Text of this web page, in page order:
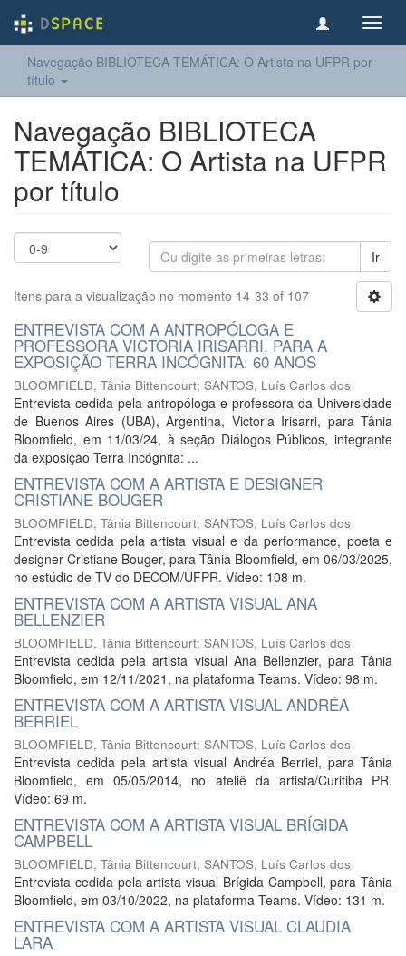
Navegação BIBLIOTECA TEMÁTICA: O Artista na UFPR por
título
Navegação BIBLIOTECA
TEMÁTICA: O Artista na UFPR
por título
Ir
Itens para a visualização no momento 14-33 of 107
ENTREVISTA COM A ANTROPÓLOGA E
PROFESSORA VICTORIA IRISARRI, PARA A
EXPOSIÇÃO TERRA INCÓGNITA: 60 ANOS
BLOOMFIELD, Tânia Bittencourt; SANTOS, Luís Carlos dos
Entrevista cedida pela antropóloga e professora da Universidade
de Buenos Aires (UBA), Argentina, Victoria Irisarri, para Tânia
Bloomfield, em 11/03/24, à seção Diálogos Públicos, integrante
da exposição Terra Incógnita: ...
ENTREVISTA COM A ARTISTA E DESIGNER
CRISTIANE BOUGER
BLOOMFIELD, Tânia Bittencourt; SANTOS, Luís Carlos dos
Entrevista cedida pela artista visual e da performance, poeta e
designer Cristiane Bouger, para Tânia Bloomfield, em 06/03/2025,
no estúdio de TV do DECOM/UFPR. Vídeo: 108 m.
ENTREVISTA COM A ARTISTA VISUAL ANA
BELLENZIER
BLOOMFIELD, Tânia Bittencourt; SANTOS, Luís Carlos dos
Entrevista cedida pela artista visual Ana Bellenzier, para Tânia
Bloomfield, em 12/11/2021, na plataforma Teams. Vídeo: 98 m.
ENTREVISTA COM A ARTISTA VISUAL ANDRÉA
BERRIEL
BLOOMFIELD, Tânia Bittencourt; SANTOS, Luís Carlos dos
Entrevista cedida pela artista visual Andréa Berriel, para Tânia
Bloomfield, em 05/05/2014, no ateliê da artista/Curitiba PR.
Vídeo: 69 m.
ENTREVISTA COM A ARTISTA VISUAL BRÍGIDA
CAMPBELL
BLOOMFIELD, Tânia Bittencourt; SANTOS, Luís Carlos dos
Entrevista cedida pela artista visual Brígida Campbell, para Tânia
Bloomfield, em 03/10/2022, na plataforma Teams. Vídeo: 131 m.
ENTREVISTA COM A ARTISTA VISUAL CLAUDIA
LARA